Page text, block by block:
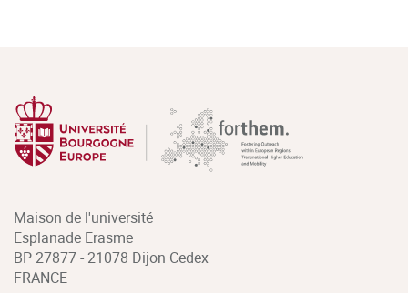
Maison de l'université
Esplanade Erasme
BP 27877 - 21078 Dijon Cedex
FRANCE